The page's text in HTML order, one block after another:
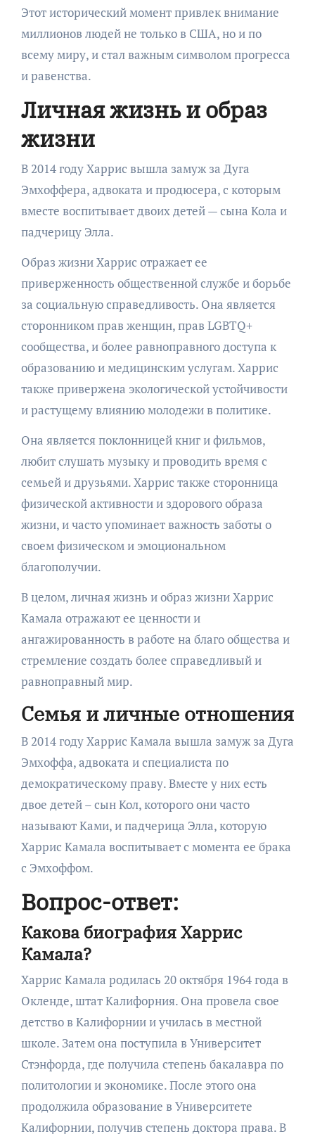
Этот исторический момент привлек внимание
миллионов людей не только в США, но и по
всему миру, и стал важным символом прогресса
и равенства.
Личная жизнь и образ
жизни
В 2014 году Харрис вышла замуж за Дуга
Эмхоффера, адвоката и продюсера, с которым
вместе воспитывает двоих детей — сына Кола и
падчерицу Элла.
Образ жизни Харрис отражает ее
приверженность общественной службе и борьбе
за социальную справедливость. Она является
сторонником прав женщин, прав LGBTQ+
сообщества, и более равноправного доступа к
образованию и медицинским услугам. Харрис
также привержена экологической устойчивости
и растущему влиянию молодежи в политике.
Она является поклонницей книг и фильмов,
любит слушать музыку и проводить время с
семьей и друзьями. Харрис также сторонница
физической активности и здорового образа
жизни, и часто упоминает важность заботы о
своем физическом и эмоциональном
благополучии.
В целом, личная жизнь и образ жизни Харрис
Камала отражают ее ценности и
ангажированность в работе на благо общества и
стремление создать более справедливый и
равноправный мир.
Семья и личные отношения
В 2014 году Харрис Камала вышла замуж за Дуга
Эмхоффа, адвоката и специалиста по
демократическому праву. Вместе у них есть
двое детей – сын Кол, которого они часто
называют Ками, и падчерица Элла, которую
Харрис Камала воспитывает с момента ее брака
с Эмхоффом.
Вопрос-ответ:
Какова биография Харрис
Камала?
Харрис Камала родилась 20 октября 1964 года в
Окленде, штат Калифорния. Она провела свое
детство в Калифорнии и училась в местной
школе. Затем она поступила в Университет
Стэнфорда, где получила степень бакалавра по
политологии и экономике. После этого она
продолжила образование в Университете
Калифорнии, получив степень доктора права. В